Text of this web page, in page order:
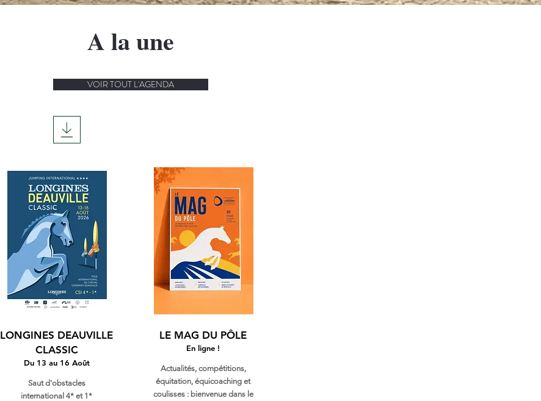
A la une
VOIR TOUT L'AGENDA
LONGINES DEAUVILLE
CLASSIC
Du 13 au 16 Août
Saut d'obstacles
international 4* et 1*
LE MAG DU PÔLE
En ligne !
Actualités, compétitions,
équitation, équicoaching et
coulisses : bienvenue dans le